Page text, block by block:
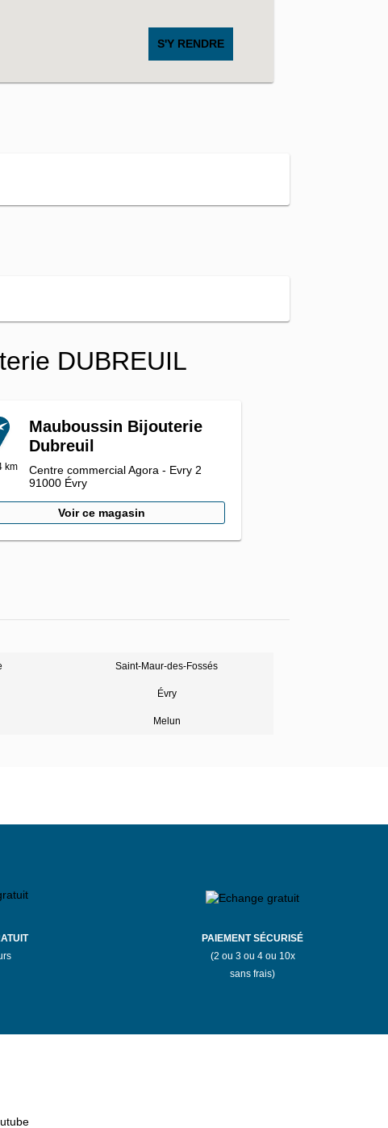
S'Y RENDRE
DUBREUIL
km
Mauboussin Bijouterie
Dubreuil
Centre commercial Agora - Evry 2
91000 Évry
Voir ce magasin
Saint-Maur-des-Fossés
Évry
Melun
PAIEMENT SÉCURISÉ
(2 ou 3 ou 4 ou 10x
sans frais)